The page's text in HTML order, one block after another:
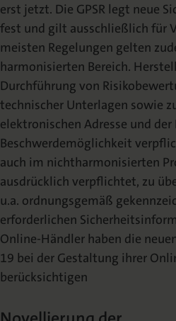
erst jetzt. Die GPSR legt neue
fest und gilt ausschließlich für
meisten Regelungen gelten
harmonisierten Bereich.
Durchführung von
technischer Unterlagen sowie
elektronischen Adresse und
Beschwerdemöglichkeit
auch im nichtharmonisierten
ausdrücklich verpflichtet, zu
u.a. ordnungsgemäß
erforderlichen
Online-Händler haben die
19 bei der Gestaltung ihrer
berücksichtigen